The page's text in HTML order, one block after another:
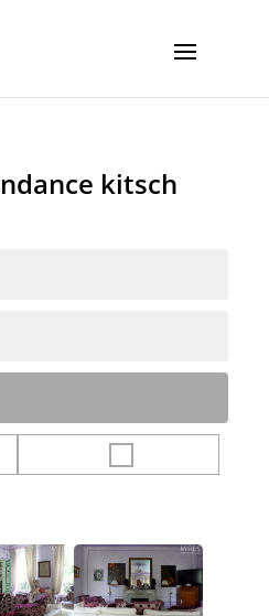
kitsch